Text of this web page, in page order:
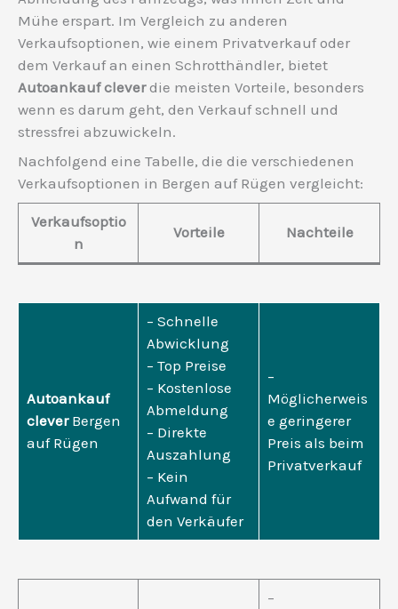
Mühe erspart. Im Vergleich zu anderen
Verkaufsoptionen, wie einem Privatverkauf oder
dem Verkauf an einen Schrotthändler, bietet
Autoankauf cleverdie meisten Vorteile, besonders
wenn es darum geht, den Verkauf schnell und
stressfrei abzuwickeln.
Nachfolgend eine Tabelle, die die verschiedenen
Verkaufsoptionen in Bergen auf Rügen vergleicht:
Verkaufsoptio
n
Vorteile Nachteile
Autoankauf
cleverBergen
auf Rügen
– Schnelle
Abwicklung
– Top Preise
– Kostenlose
Abmeldung
– Direkte
Auszahlung
– Kein
Aufwand für
den Verkäufer
–
Möglicherweis
e geringerer
Preis als beim
Privatverkauf
–